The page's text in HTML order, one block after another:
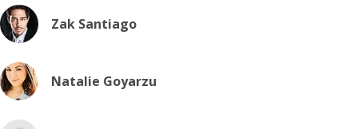
Zak Santiago
Natalie Goyarzu